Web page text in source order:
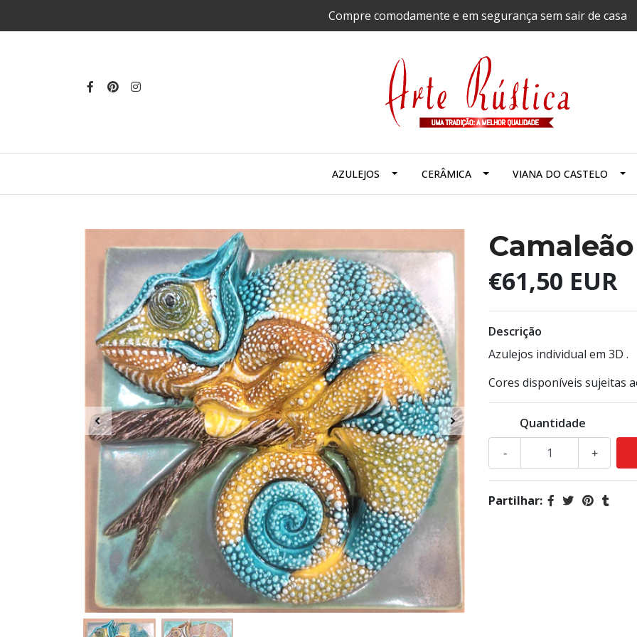
Compre comodamente e em segurança sem sair de casa
AZULEJOS CERÂMICA VIANA DO CASTELO
Camaleão
€61,50 EUR
Descrição
Azulejos individual em 3D .
Cores disponíveis sujeitas
Quantidade
+
-
Partilhar: